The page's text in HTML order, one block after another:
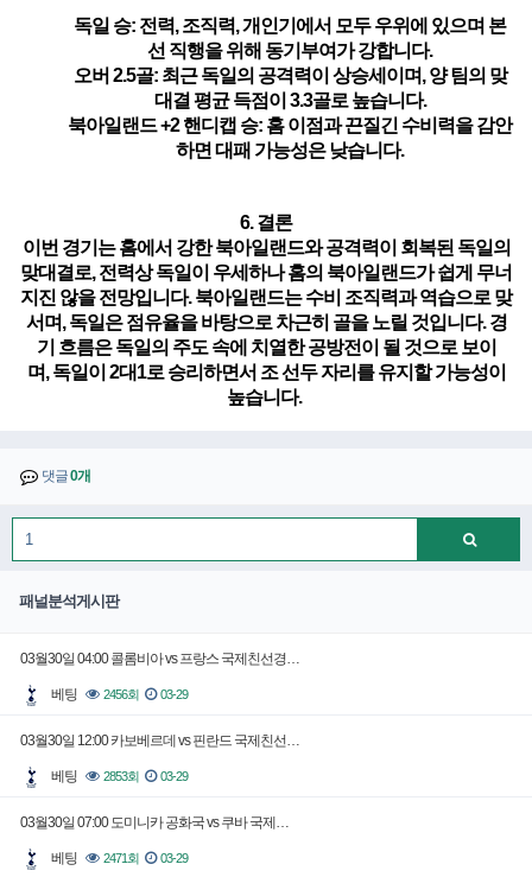
독일 승: 전력, 조직력, 개인기에서 모두 우위에 있으며 본
선 직행을 위해 동기부여가 강합니다.
오버 2.5골: 최근 독일의 공격력이 상승세이며, 양 팀의 맞
대결 평균 득점이 3.3골로 높습니다.
북아일랜드 +2 핸디캡 승: 홈 이점과 끈질긴 수비력을 감안
하면 대패 가능성은 낮습니다.
6. 결론
이번 경기는 홈에서 강한 북아일랜드와 공격력이 회복된 독일의
맞대결로, 전력상 독일이 우세하나 홈의 북아일랜드가 쉽게 무너
지진 않을 전망입니다. 북아일랜드는 수비 조직력과 역습으로 맞
서며, 독일은 점유율을 바탕으로 차근히 골을 노릴 것입니다. 경
기 흐름은 독일의 주도 속에 치열한 공방전이 될 것으로 보이
며,독일이 2대1로 승리하면서 조 선두 자리를 유지할 가능성이
높습니다.
댓글0개
패널분석게시판
03월30일 04:00 콜롬비아 vs 프랑스 국제친선경…
베팅 2456회 03-29
03월30일 12:00 카보베르데 vs 핀란드 국제친선…
베팅 2853회 03-29
03월30일 07:00 도미니카 공화국 vs 쿠바 국제…
베팅 2471회 03-29